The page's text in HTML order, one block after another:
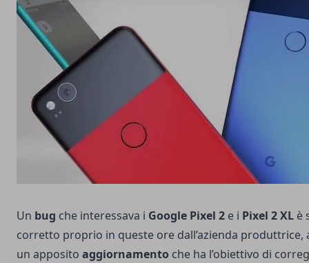
Un bug che interessava i Google Pixel 2 e i Pixel 2 XL è
corretto proprio in queste ore dall’azienda produttrice,
un apposito aggiornamento che ha l’obiettivo di